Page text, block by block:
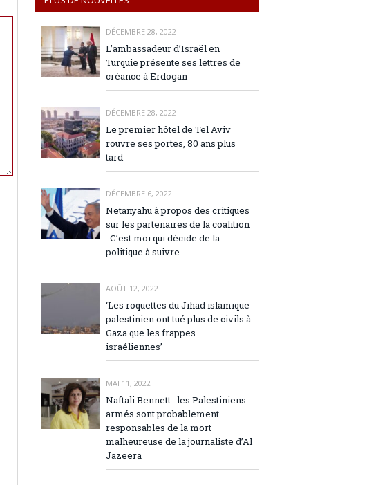
DÉCEMBRE 28, 2022
L’ambassadeur d’Israël en
Turquie présente ses lettres de
créance à Erdogan
DÉCEMBRE 28, 2022
Le premier hôtel de Tel Aviv
rouvre ses portes, 80 ans plus
tard
DÉCEMBRE 6, 2022
Netanyahu à propos des critiques
sur les partenaires de la coalition
: C’est moi qui décide de la
politique à suivre
AOÛT 12, 2022
‘Les roquettes du Jihad islamique
palestinien ont tué plus de civils à
Gaza que les frappes
israéliennes’
MAI 11, 2022
Naftali Bennett : les Palestiniens
armés sont probablement
responsables de la mort
malheureuse de la journaliste d’Al
Jazeera